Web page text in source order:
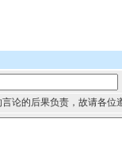
论的后果负责，故请各位